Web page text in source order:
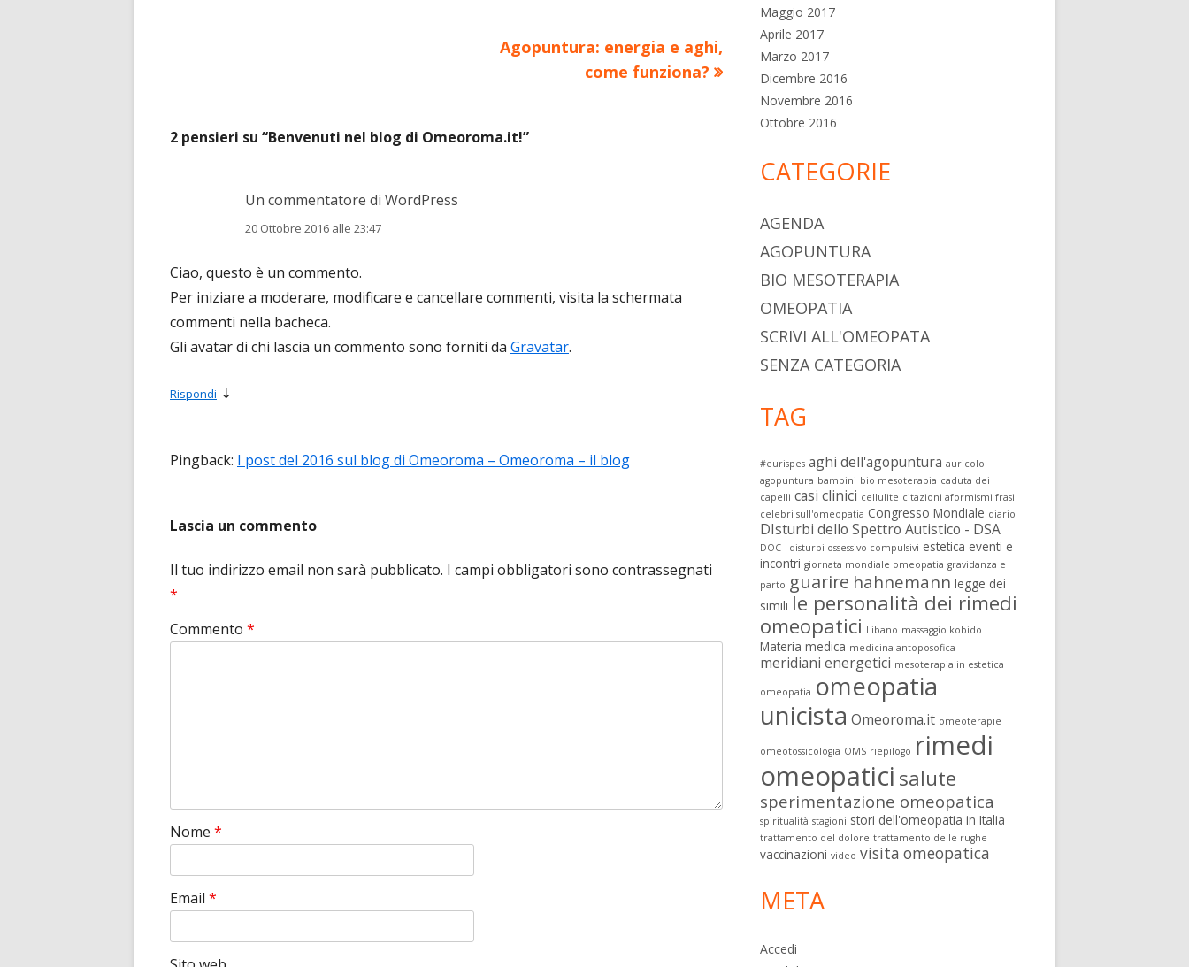
Nuovo
Agopuntura: energia e aghi,
come funziona?
2 pensieri su “Benvenuti nel blog di Omeoroma.it!”
Un commentatore di WordPress
20 Ottobre 2016 alle 23:47
Ciao, questo è un commento.
Per iniziare a moderare, modificare e cancellare commenti, visita la schermata
commenti nella bacheca.
Gli avatar di chi lascia un commento sono forniti da Gravatar.
Rispondi ↓
Pingback: I post del 2016 sul blog di Omeoroma – Omeoroma – il blog
Lascia un commento
Il tuo indirizzo email non sarà pubblicato. I campi obbligatori sono contrassegnati
*
Commento *
Nome *
Email *
Maggio 2017
Aprile 2017
Marzo 2017
Dicembre 2016
Novembre 2016
Ottobre 2016
CATEGORIE
AGENDA
AGOPUNTURA
BIO MESOTERAPIA
OMEOPATIA
SCRIVI ALL'OMEOPATA
SENZA CATEGORIA
TAG
#eurispes aghi dell'agopuntura auricolo
agopuntura bambini bio mesoterapia caduta dei
capelli casi clinici cellulite citazioni aformismi frasi
celebri sull'omeopatia Congresso Mondiale diario
DIsturbi dello Spettro Autistico - DSA
DOC - disturbi ossessivo compulsivi estetica eventi e
incontri giornata mondiale omeopatia gravidanza e
parto guarire hahnemann legge dei
simili le personalità dei rimedi
omeopatici Libano massaggio kobido
Materia medica medicina antoposofica
meridiani energetici mesoterapia in estetica
omeopatia omeopatia
unicista Omeoroma.it omeoterapie
omeotossicologia OMS riepilogo rimedi
omeopatici salute
sperimentazione omeopatica
spiritualità stagioni stori dell'omeopatia in Italia
trattamento del dolore trattamento delle rughe
vaccinazioni video visita omeopatica
META
Accedi